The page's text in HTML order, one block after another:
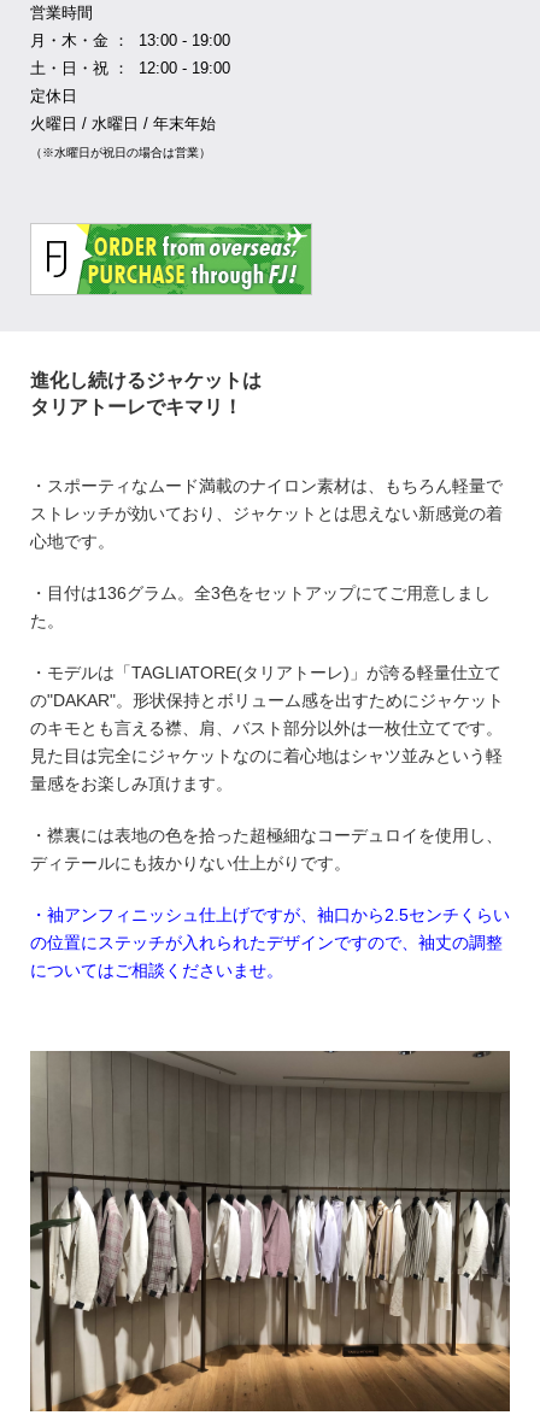
営業時間
月・木・金 ： 13:00 - 19:00
土・日・祝 ： 12:00 - 19:00
定休日
火曜日 / 水曜日 / 年末年始
（※水曜日が祝日の場合は営業）
進化し続けるジャケットは
タリアトーレでキマリ！
・スポーティなムード満載のナイロン素材は、もちろん軽量で
ストレッチが効いており、ジャケットとは思えない新感覚の着
心地です。
・目付は136グラム。全3色をセットアップにてご用意しまし
た。
・モデルは「TAGLIATORE(タリアトーレ)」が誇る軽量仕立て
の"DAKAR"。形状保持とボリューム感を出すためにジャケット
のキモとも言える襟、肩、バスト部分以外は一枚仕立てです。
見た目は完全にジャケットなのに着心地はシャツ並みという軽
量感をお楽しみ頂けます。
・襟裏には表地の色を拾った超極細なコーデュロイを使用し、
ディテールにも抜かりない仕上がりです。
・袖アンフィニッシュ仕上げですが、袖口から2.5センチくらい
の位置にステッチが入れられたデザインですので、袖丈の調整
についてはご相談くださいませ。